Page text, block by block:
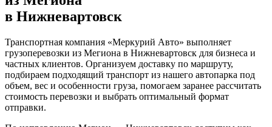
в Нижневартовск
Транспортная компания «Меркурий Авто» выполняет
грузоперевозки из Мегиона в Нижневартовск для бизнеса и
частных клиентов. Организуем доставку по маршруту,
подбираем подходящий транспорт из нашего автопарка под
объем, вес и особенности груза, помогаем заранее рассчитать
стоимость перевозки и выбрать оптимальный формат
отправки.